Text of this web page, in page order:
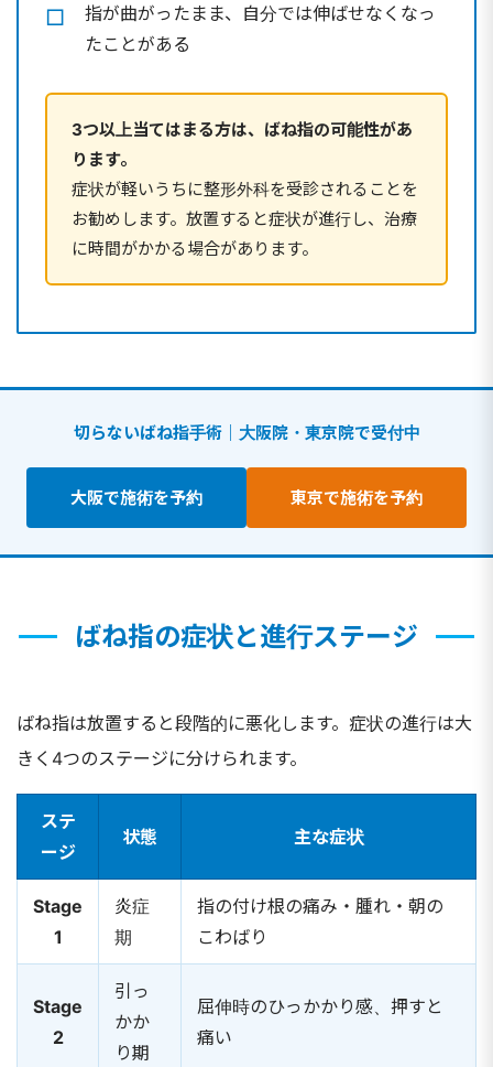
指が曲がったまま、自分では伸ばせなくなっ
たことがある
3つ以上当てはまる方は、ばね指の可能性があ
ります。
症状が軽いうちに整形外科を受診されることを
お勧めします。放置すると症状が進行し、治療
に時間がかかる場合があります。
切らないばね指手術｜大阪院・東京院で受付中
大阪で施術を予約 東京で施術を予約
ばね指の症状と進行ステージ
ばね指は放置すると段階的に悪化します。症状の進行は大
きく4つのステージに分けられます。
ステ
ージ
状態 主な症状
Stage
1
炎症
期
指の付け根の痛み・腫れ・朝の
こわばり
Stage
2
引っ
かか
り期
屈伸時のひっかかり感、押すと
痛い